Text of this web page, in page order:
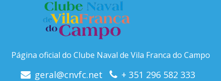
Página oficial do Clube Naval de Vila Franca do Campo
geral@cnvfc.net + 351 296 582 333